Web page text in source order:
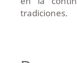
tradiciones.